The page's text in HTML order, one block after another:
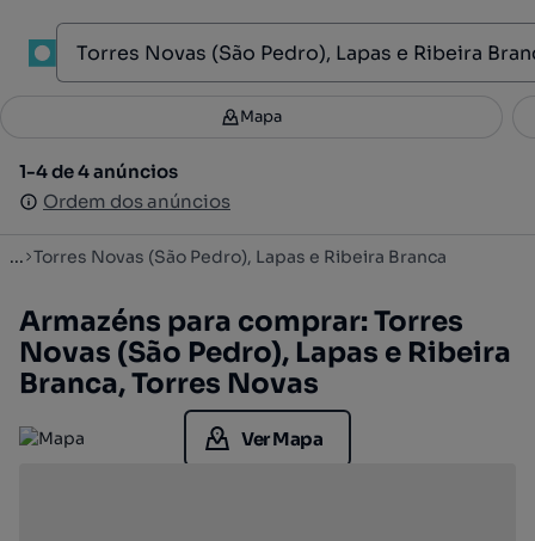
Filtros 2
1-4 de 4 anúncios
Ordem dos anúncios
Mapa
1-4 de 4 anúncios
Ordem dos anúncios
... Torres Novas (São Pedro), Lapas e Ribeira Branca
Armazéns para comprar: Torres
Novas (São Pedro), Lapas e Ribeira
Branca, Torres Novas
Ver Mapa